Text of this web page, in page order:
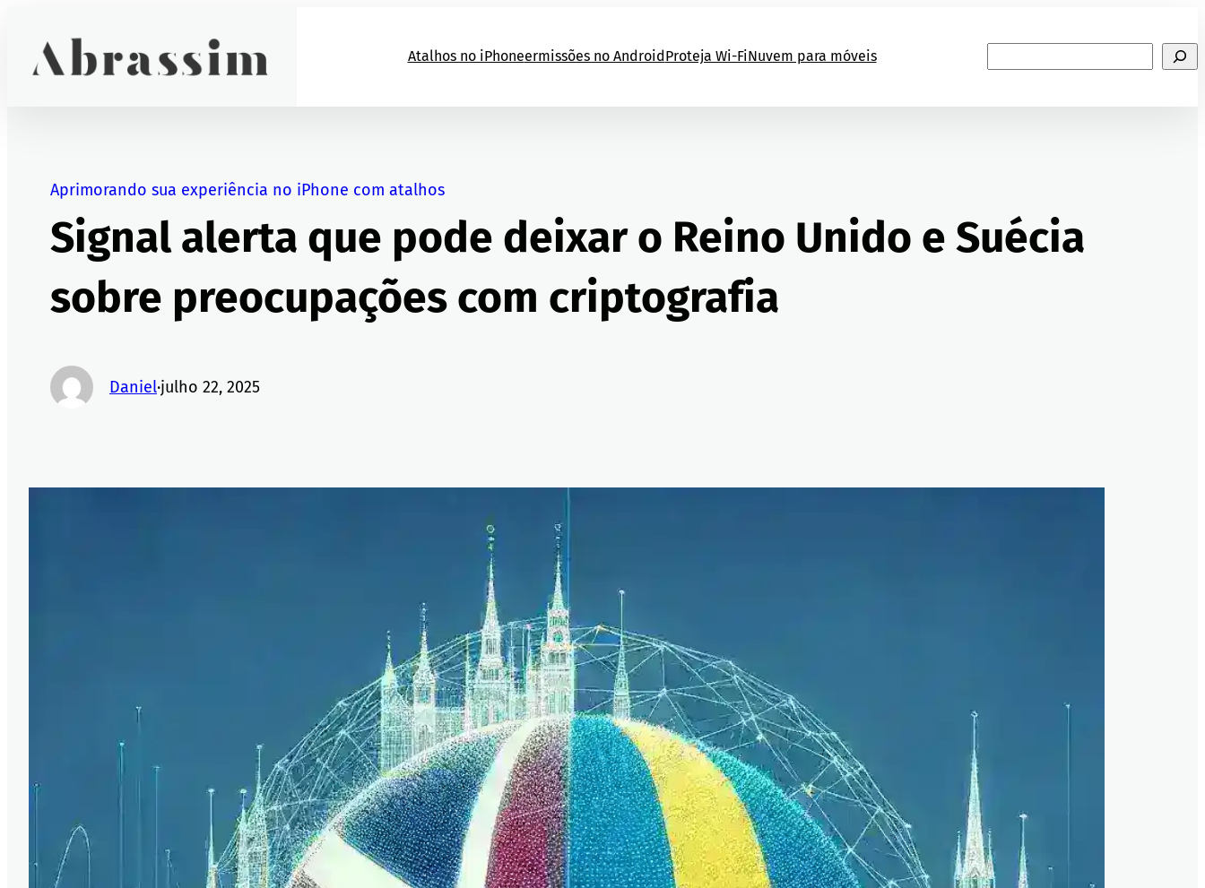
Atalhos no iPhoneermissões no Android Proteja Wi-FiNuvem para móveis
Aprimorando sua experiência no iPhone com atalhos
Signal alerta que pode deixar o Reino Unido e Suécia
sobre preocupações com criptografia
Daniel·julho 22, 2025